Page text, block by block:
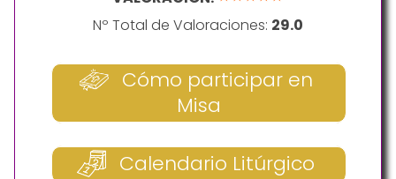
Nº Total de Valoraciones: 29.0
Cómo participar en
Misa
Calendario Litúrgico